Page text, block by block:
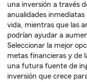
una inversión a través
anualidades
vida, mientras que las
podrían ayudar a
Seleccionar la mejor
metas financieras y de
una futura fuente de
inversión que crece